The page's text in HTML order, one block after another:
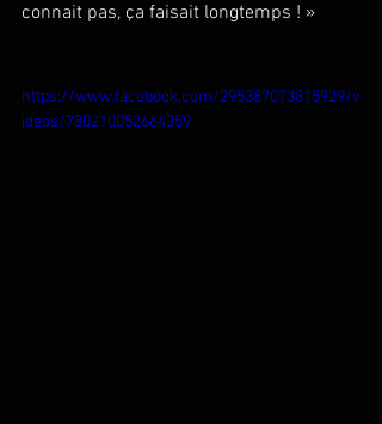
connait pas, ça faisait longtemps ! »
https://www.facebook.com/295387073815929/v
ideos/780210052664359